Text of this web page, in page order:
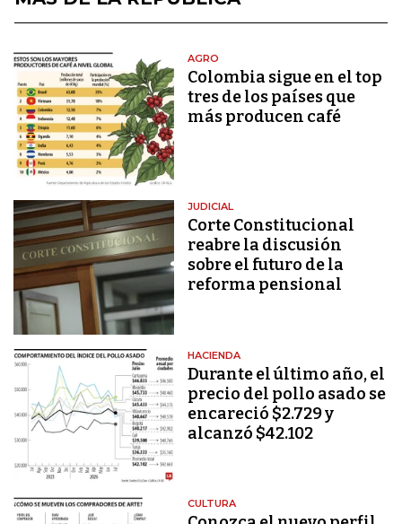
AGRO
Colombia sigue en el top
tres de los países que
más producen café
JUDICIAL
Corte Constitucional
reabre la discusión
sobre el futuro de la
reforma pensional
HACIENDA
Durante el último año, el
precio del pollo asado se
encareció $2.729 y
alcanzó $42.102
CULTURA